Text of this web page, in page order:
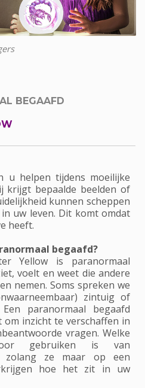
BEGAAFD
u helpen tijdens moeilijke
krijgt bepaalde beelden of
kunnen scheppen
uw leven. Dit komt omdat
heeft.
begaafd?
Yellow is paranormaal
voelt en weet die andere
nemen. Soms spreken we
zintuig of
paranormaal begaafd
inzicht te verschaffen in
vragen. Welke
gebruiken is van
zolang ze maar op een
hoe het zit in uw